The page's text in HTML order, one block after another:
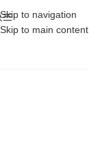
Skip to navigation
Skip to main content